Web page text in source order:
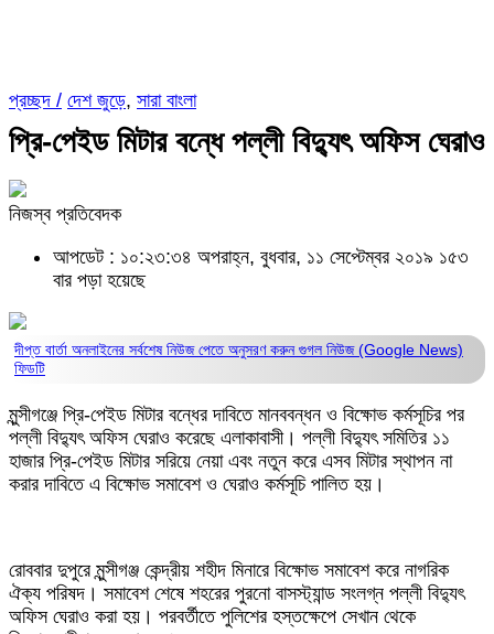
প্রচ্ছদ / দেশ জুড়ে, সারা বাংলা
প্রি-পেইড মিটার বন্ধে পল্লী বিদ্যুৎ অফিস ঘেরাও
নিজস্ব প্রতিবেদক
আপডেট : ১০:২৩:৩৪ অপরাহ্ন, বুধবার, ১১ সেপ্টেম্বর ২০১৯ ১৫৩
বার পড়া হয়েছে
দীপ্ত বার্তা অনলাইনের সর্বশেষ নিউজ পেতে অনুসরণ করুনগুগল নিউজ (Google News)
ফিডটি
মুন্সীগঞ্জে প্রি-পেইড মিটার বন্ধের দাবিতে মানববন্ধন ও বিক্ষোভ কর্মসূচির পর
পল্লী বিদ্যুৎ অফিস ঘেরাও করেছে এলাকাবাসী। পল্লী বিদ্যুৎ সমিতির ১১
হাজার প্রি-পেইড মিটার সরিয়ে নেয়া এবং নতুন করে এসব মিটার স্থাপন না
করার দাবিতে এ বিক্ষোভ সমাবেশ ও ঘেরাও কর্মসূচি পালিত হয়।
রোববার দুপুরে মুন্সীগঞ্জ কেন্দ্রীয় শহীদ মিনারে বিক্ষোভ সমাবেশ করে নাগরিক
ঐক্য পরিষদ। সমাবেশ শেষে শহরের পুরনো বাসস্ট্যান্ড সংলগ্ন পল্লী বিদ্যুৎ
অফিস ঘেরাও করা হয়। পরবর্তীতে পুলিশের হস্তক্ষেপে সেখান থেকে